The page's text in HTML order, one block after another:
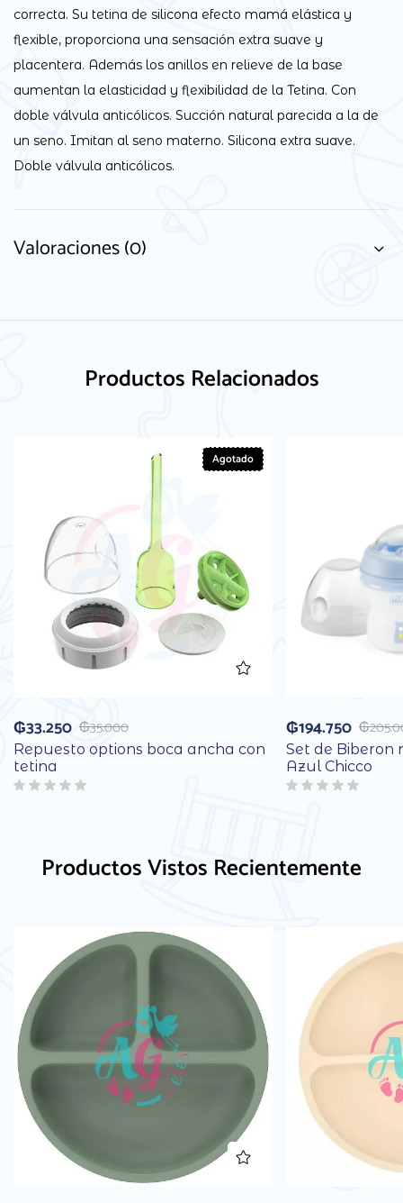
correcta. Su tetina de silicona efecto mamá elástica y
flexible, proporciona una sensación extra suave y
placentera. Además los anillos en relieve de la base
aumentan la elasticidad y flexibilidad de la Tetina. Con
doble válvula anticólicos. Succión natural parecida a la de
un seno. Imitan al seno materno. Silicona extra suave.
Doble válvula anticólicos.
Valoraciones (0)
Productos Relacionados
Agotado
₲35.000
₲33.250
Repuesto options boca ancha con
tetina
₲
₲194.750
Set de Biberon
Azul Chicco
Productos Vistos Recientemente